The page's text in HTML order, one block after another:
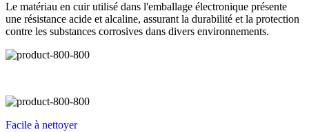
Le matériau en cuir utilisé dans l'emballage électronique présente
une résistance acide et alcaline, assurant la durabilité et la protection
contre les substances corrosives dans divers environnements.
Facile à nettoyer